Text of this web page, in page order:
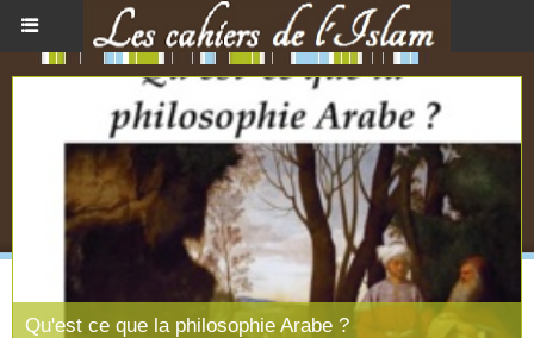
Qu'est ce que la philosophie Arabe ?